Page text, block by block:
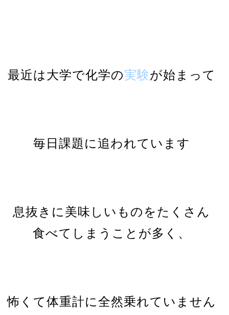
最近は大学で化学の実験が始まって
毎日課題に追われています
息抜きに美味しいものをたくさん
食べてしまうことが多く、
怖くて体重計に全然乗れていません